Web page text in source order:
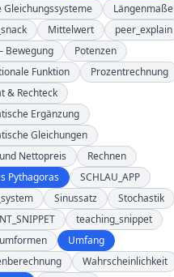
Gleichungssysteme
Längenmaße
Mittelwert
peer_explain
Bewegung
Potenzen
Funktion
Prozentrechnung
& Rechteck
Ergänzung
Gleichungen
Nettopreis
Rechnen
Pythagoras
SCHLAU_APP
Sinussatz
Stochastik
teaching_snippet
Umfang
Wahrscheinlichkeit